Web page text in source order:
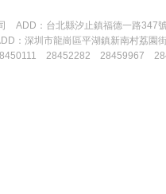
司 ADD：台北縣汐止鎮福德一路
：深圳市龍崗區平湖鎮新南村荔
28452282 28459967